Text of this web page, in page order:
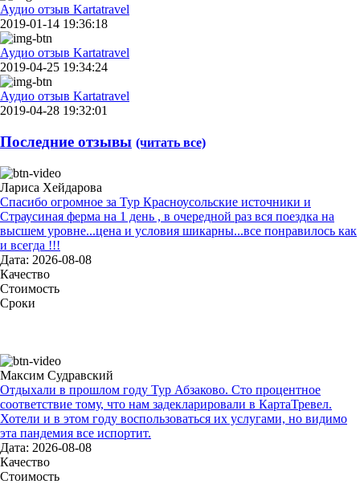
Аудио отзыв Kartatravel
2019-01-14 19:36:18
Аудио отзыв Kartatravel
2019-04-25 19:34:24
Аудио отзыв Kartatravel
2019-04-28 19:32:01
Последние отзывы (читать все)
Лариса Хейдарова
Спасибо огромное за Тур Красноусольские источники и
Страусиная ферма на 1 день , в очередной раз вся поездка на
высшем уровне...цена и условия шикарны...все понравилось как
и всегда !!!
Дата: 2026-08-08
Качество
Стоимость
Сроки
Максим Судравский
Отдыхали в прошлом году Тур Абзаково. Сто процентное
соответствие тому, что нам задекларировали в КартаТревел.
Хотели и в этом году воспользоваться их услугами, но видимо
эта пандемия все испортит.
Дата: 2026-08-08
Качество
Стоимость